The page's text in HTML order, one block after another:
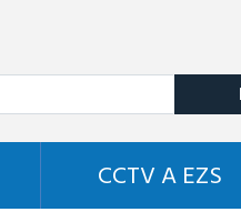
CCTV A EZS